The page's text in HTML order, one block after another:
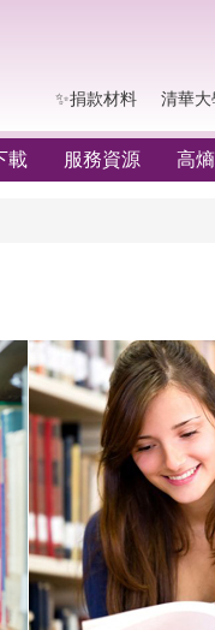
✨捐款材料 清華大
載 服務資源 高